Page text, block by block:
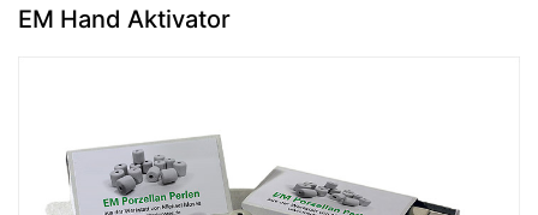
EM Hand Aktivator